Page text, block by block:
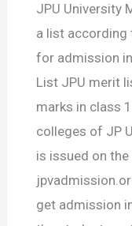
JPU University
a list according
for admission
List JPU merit
marks in class
colleges of JP
is issued on
get admission